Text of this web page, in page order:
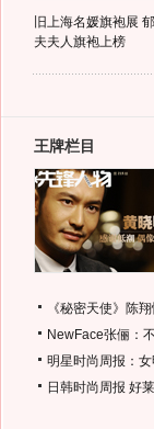
旧上海名媛旗袍展
夫夫人旗袍上榜
王牌栏目
《秘密天使》陈
NewFace张俪：
明星时尚周报：
日韩时尚周报 好